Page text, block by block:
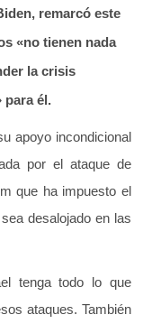
remarcó este
«no tienen nada
la crisis
para él.
apoyo incondicional
por el ataque de
que ha impuesto el
desalojado en las
tenga todo lo que
ataques. También